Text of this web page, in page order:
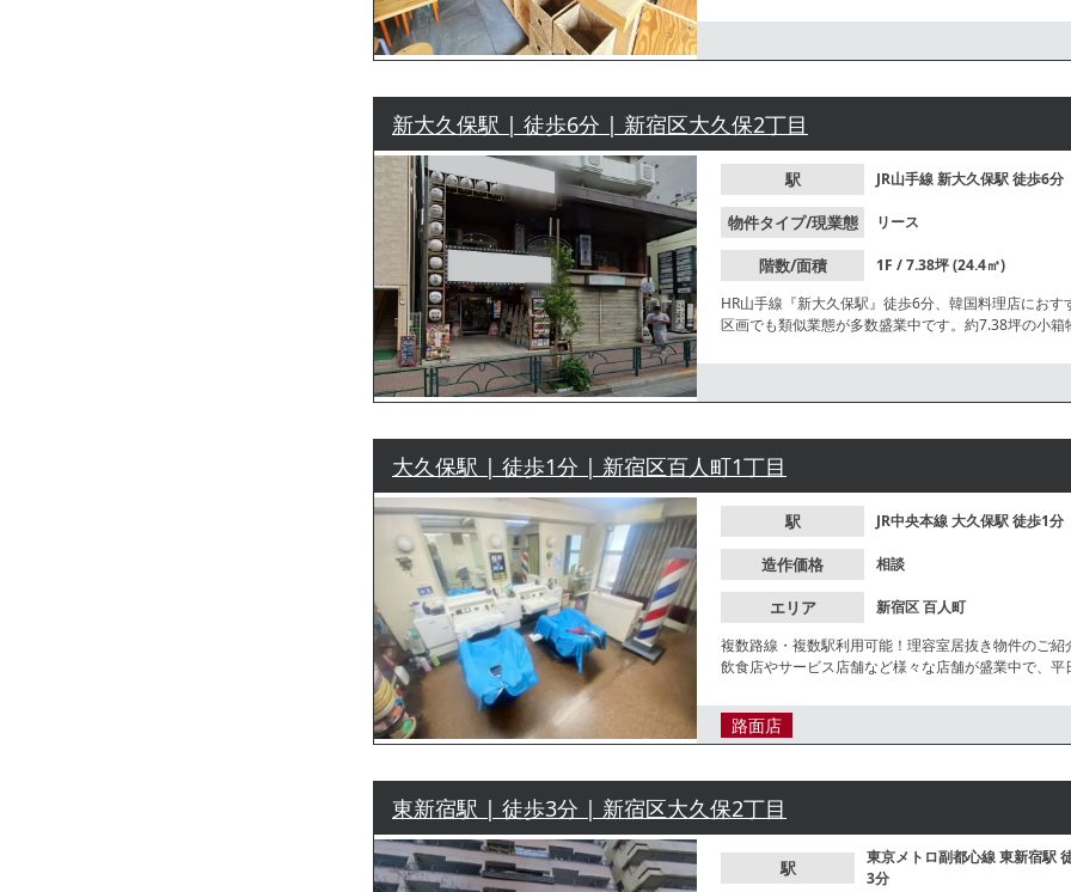
新大久保駅 | 徒歩6分 | 新宿区大久保2丁目
駅 JR山手線新大久保駅徒歩6分
物件タイプ/現業態 リース
階数/面積
1F / 7.38坪 (24.4㎡)
HR山手線『新大久保駅』徒歩6分、韓国料理店にお
区画でも類似業態が多数盛業中です。約7.38坪の小
大久保駅 | 徒歩1分 | 新宿区百人町1丁目
駅 JR中央本線大久保駅徒歩1分
造作価格 相談
エリア 新宿区百人町
複数路線・複数駅利用可能！理容室居抜き物件のご
飲食店やサービス店舗など様々な店舗が盛業中で、
路面店
東新宿駅 | 徒歩3分 | 新宿区大久保2丁目
駅
東京メトロ副都心線東新宿駅
3分